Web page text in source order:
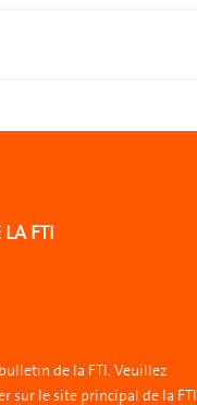
FTI
de la FTI. Veuillez
sur le site principal de la FTI